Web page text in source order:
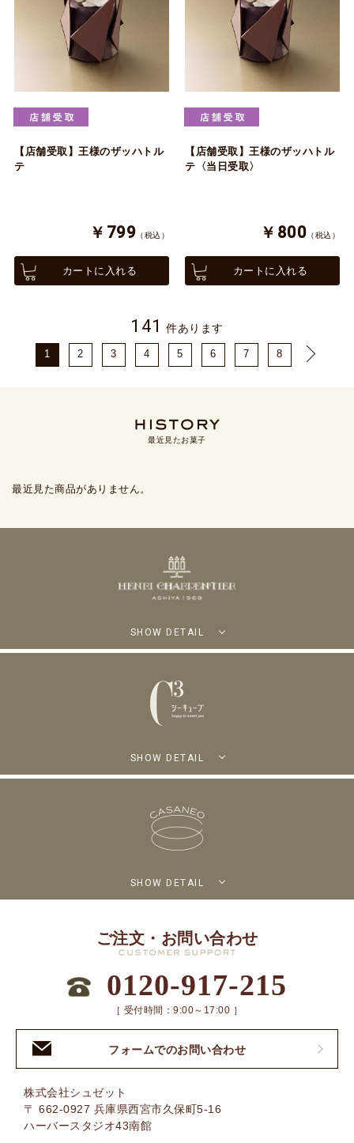
【店舗受取】王様のザッハトル
テ
￥799 （税込）
カートに入れる
【店舗受取】王様のザッハトル
テ〈当日受取〉
￥800 （税込）
カートに入れる
141 件あります
1 2 3 4 5 6 7 8
最近見たお菓子
最近見た商品がありません。
SHOW DETAIL
SHOW DETAIL
SHOW DETAIL
ご注文・お問い合わせ
0120-917-215
［ 受付時間：9:00～17:00 ］
フォームでのお問い合わせ
株式会社シュゼット
〒 662-0927 兵庫県西宮市久保町5-16
ハーバースタジオ43南館